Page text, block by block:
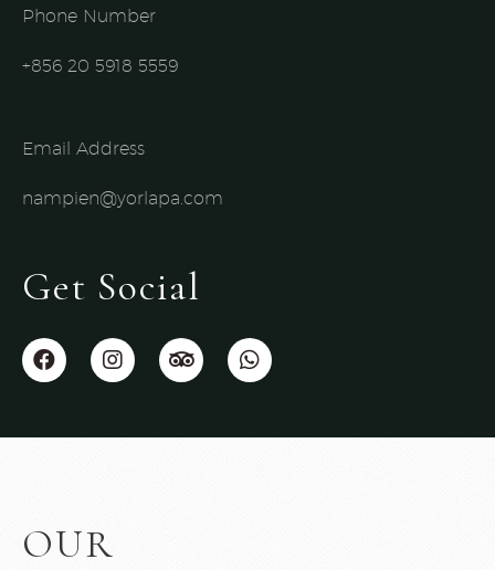
Phone Number
+856 20 5918 5559​
Email Address
nampien@yorlapa.com
Get Social
OUR